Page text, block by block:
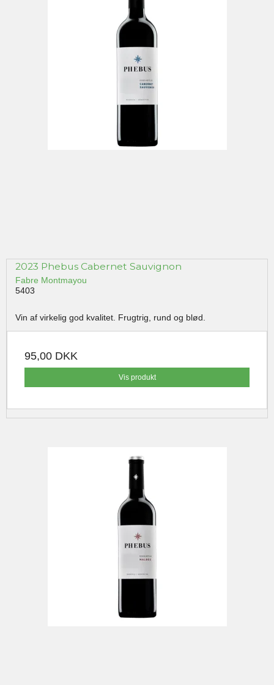
2023 Phebus Cabernet Sauvignon
Fabre Montmayou
5403
Vin af virkelig god kvalitet. Frugtrig, rund og blød.
95,00 DKK
Vis produkt